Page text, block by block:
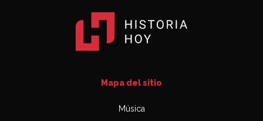
Mapa del sitio
Música